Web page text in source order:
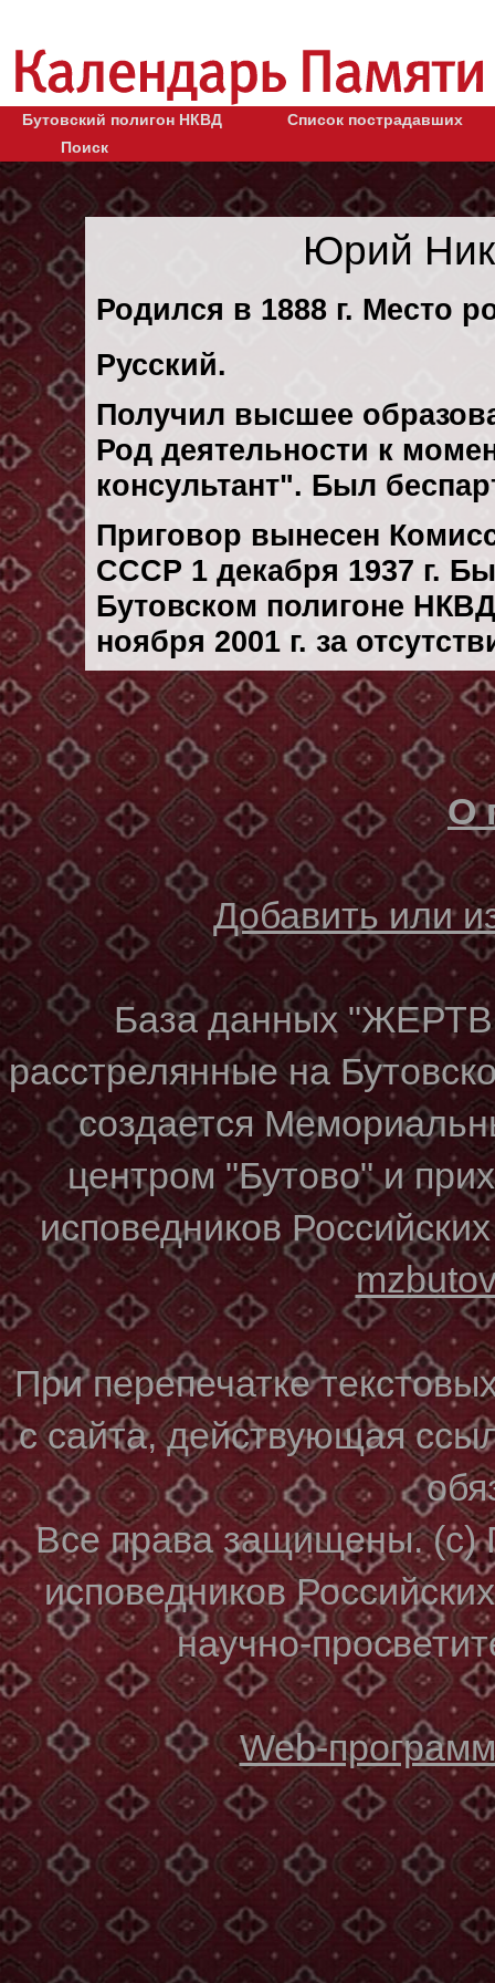
Бутовский полигон НКВД
Список пострадавших
Поиск
Юрий
Родился в 1888 г. Место
Русский.
Получил высшее
Род деятельности к
консультант". Был
Приговор вынесен
СССР 1 декaбря 1937 г.
Бутовском полигоне
ноября 2001 г. за
О
Добавить или
База данных
расстрелянные на
создается
центром "Бутово" и
исповедников
При перепечатке
с сайта, действующая
Все права защищены. (с)
исповедников
научно-
Web-